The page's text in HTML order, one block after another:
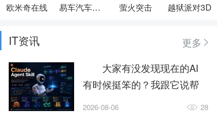
欧米奇在线 易车汽车报价 萤火突击 越狱派对3D
IT资讯
更多
大家有没发现现在的AI
有时候挺笨的？我跟它说帮
我订个明天早上的闹钟，它
2026-08-06 28